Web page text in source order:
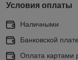
Условия оплаты
Наличными
Банковской
Оплата картами